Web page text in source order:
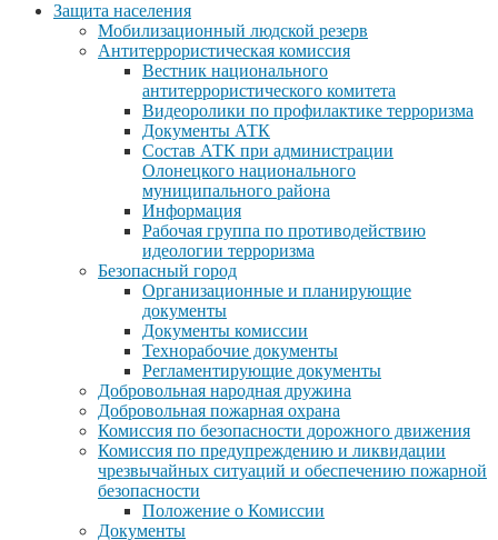
Защита населения
Мобилизационный людской резерв
Антитеррористическая комиссия
Вестник национального
антитеррористического комитета
Видеоролики по профилактике терроризма
Документы АТК
Состав АТК при администрации
Олонецкого национального
муниципального района
Информация
Рабочая группа по противодействию
идеологии терроризма
Безопасный город
Организационные и планирующие
документы
Документы комиссии
Технорабочие документы
Регламентирующие документы
Добровольная народная дружина
Добровольная пожарная охрана
Комиссия по безопасности дорожного движения
Комиссия по предупреждению и ликвидации
чрезвычайных ситуаций и обеспечению пожарной
безопасности
Положение о Комиссии
Документы